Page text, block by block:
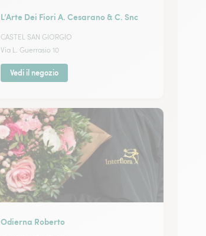
L’Arte Dei Fiori A. Cesarano & C. Snc
CASTEL SAN GIORGIO
Via L. Guerrasio 10
Vedi il negozio
Odierna Roberto